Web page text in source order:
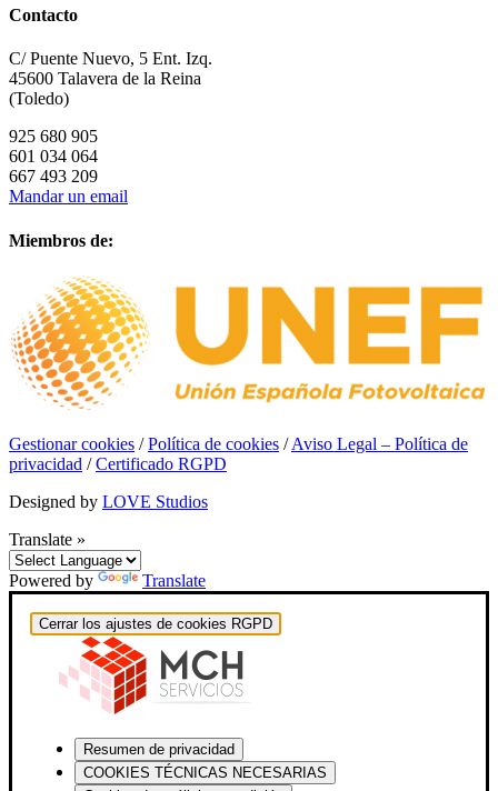
Contacto
C/ Puente Nuevo, 5 Ent. Izq.
45600 Talavera de la Reina
(Toledo)
925 680 905
601 034 064
667 493 209
Mandar un email
Miembros de:
Gestionar cookies /Política de cookies /Aviso Legal – Política de
privacidad /Certificado RGPD
Designed by LOVE Studios
Translate »
Powered by Translate
Cerrar los ajustes de cookies RGPD
Resumen de privacidad
COOKIES TÉCNICAS NECESARIAS